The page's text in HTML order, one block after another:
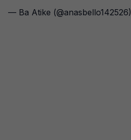
— Ba Atike (@anasbello142526)